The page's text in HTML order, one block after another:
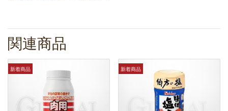
関連商品
新着商品 新着商品